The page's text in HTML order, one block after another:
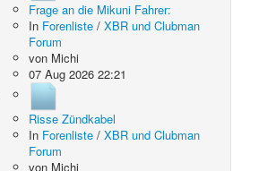
Frage an die Mikuni Fahrer:
In Forenliste /XBR und Clubman
Forum
von Michi
07 Aug 2026 22:21
Risse Zündkabel
In Forenliste /XBR und Clubman
Forum
von Michi